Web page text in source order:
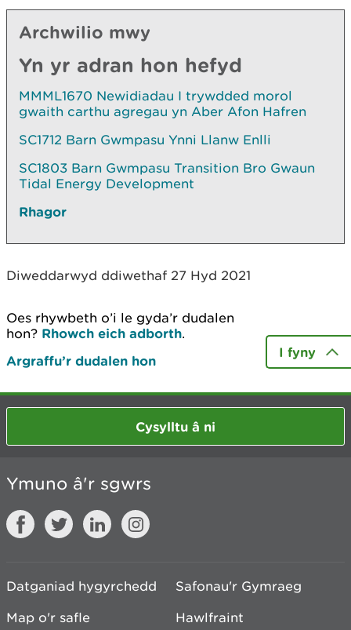
Archwilio mwy
Yn yr adran hon hefyd
MMML1670 Newidiadau I trywdded morol
gwaith carthu agregau yn Aber Afon Hafren
SC1712 Barn Gwmpasu Ynni Llanw Enlli
SC1803 Barn Gwmpasu Transition Bro Gwaun
Tidal Energy Development
Rhagor
Diweddarwyd ddiwethaf 27 Hyd 2021
Oes rhywbeth o’i le gyda’r dudalen
hon? Rhowch eich adborth.
Argraffu’r dudalen hon
I fyny
Cysylltu â ni
Ymuno â'r sgwrs
Datganiad hygyrchedd
Safonau'r Gymraeg
Map o'r safle
Hawlfraint